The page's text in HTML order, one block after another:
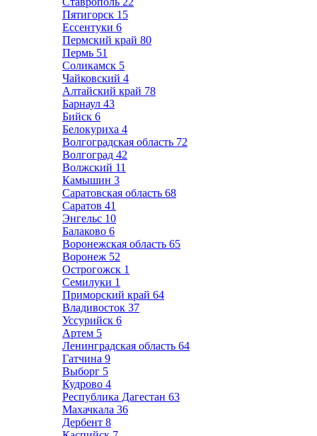
Пятигорск 15
Ессентуки 6
Пермский край 80
Пермь 51
Соликамск 5
Чайковский 4
Алтайский край 78
Барнаул 43
Бийск 6
Белокуриха 4
Волгоградская область 72
Волгоград 42
Волжский 11
Камышин 3
Саратовская область 68
Саратов 41
Энгельс 10
Балаково 6
Воронежская область 65
Воронеж 52
Острогожск 1
Семилуки 1
Приморский край 64
Владивосток 37
Уссурийск 6
Артем 5
Ленинградская область 64
Гатчина 9
Выборг 5
Кудрово 4
Республика Дагестан 63
Махачкала 36
Дербент 8